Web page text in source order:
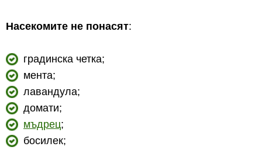
Насекомите не понасят:
градинска четка;
мента;
лавандула;
домати;
мъдрец;
босилек;